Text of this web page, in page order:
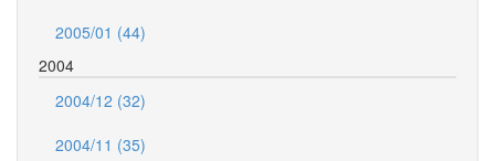
2005/01 (44)
2004
2004/12 (32)
2004/11 (35)